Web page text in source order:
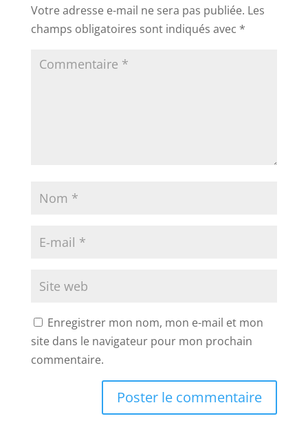
Votre adresse e-mail ne sera pas publiée. Les
champs obligatoires sont indiqués avec *
Enregistrer mon nom, mon e-mail et mon
site dans le navigateur pour mon prochain
commentaire.